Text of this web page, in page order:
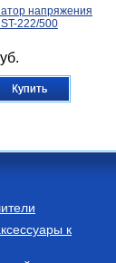
напряжения
222/500
Купить
настенные
двухконтурный
к